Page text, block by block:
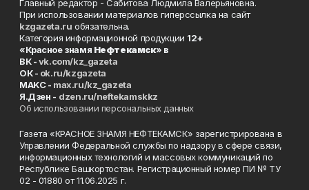
Главный редактор - Сабитова Людмила Валерьяновна.
При использовании материалов гиперссылка на сайт
kzgazeta.ru обязательна.
Категория информационной продукции 12+
«Красное знамя Нефтекамск» в
ВК -vk.com/kz_gazeta
ОК - ok.ru/kzgazeta
MAKC - max.ru/kz_gazeta
Я.Дзен - dzen.ru/neftekamskkz
Об использовании персональных данных
Газета «КРАСНОЕ ЗНАМЯ НЕФТЕКАМСК» зарегистрирована в
Управлении Федеральной службы по надзору в сфере связи,
информационных технологий и массовых коммуникаций по
Республике Башкортостан. Регистрационный номер ПИ № ТУ
02 - 01880 от 11.06.2025 г.